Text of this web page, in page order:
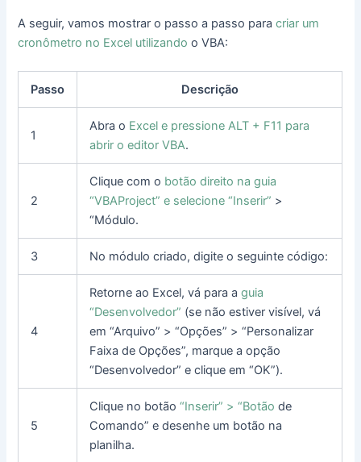
A seguir, vamos mostrar o passo a passo paracriar um
cronômetro no Excel utilizando o VBA:
Passo Descrição
1
Abra o Excel e pressione ALT + F11 para
abrir o editor VBA.
2
Clique com o botão direito na guia
“VBAProject” e selecione “Inserir” >
“Módulo.
3 No módulo criado, digite o seguinte código:
4
Retorne ao Excel, vá para aguia
“Desenvolvedor” (se não estiver visível, vá
em “Arquivo” > “Opções” > “Personalizar
Faixa de Opções”, marque a opção
“Desenvolvedor” e clique em “OK”).
5
Clique no botão“Inserir” > “Botão de
Comando” e desenhe um botão na
planilha.